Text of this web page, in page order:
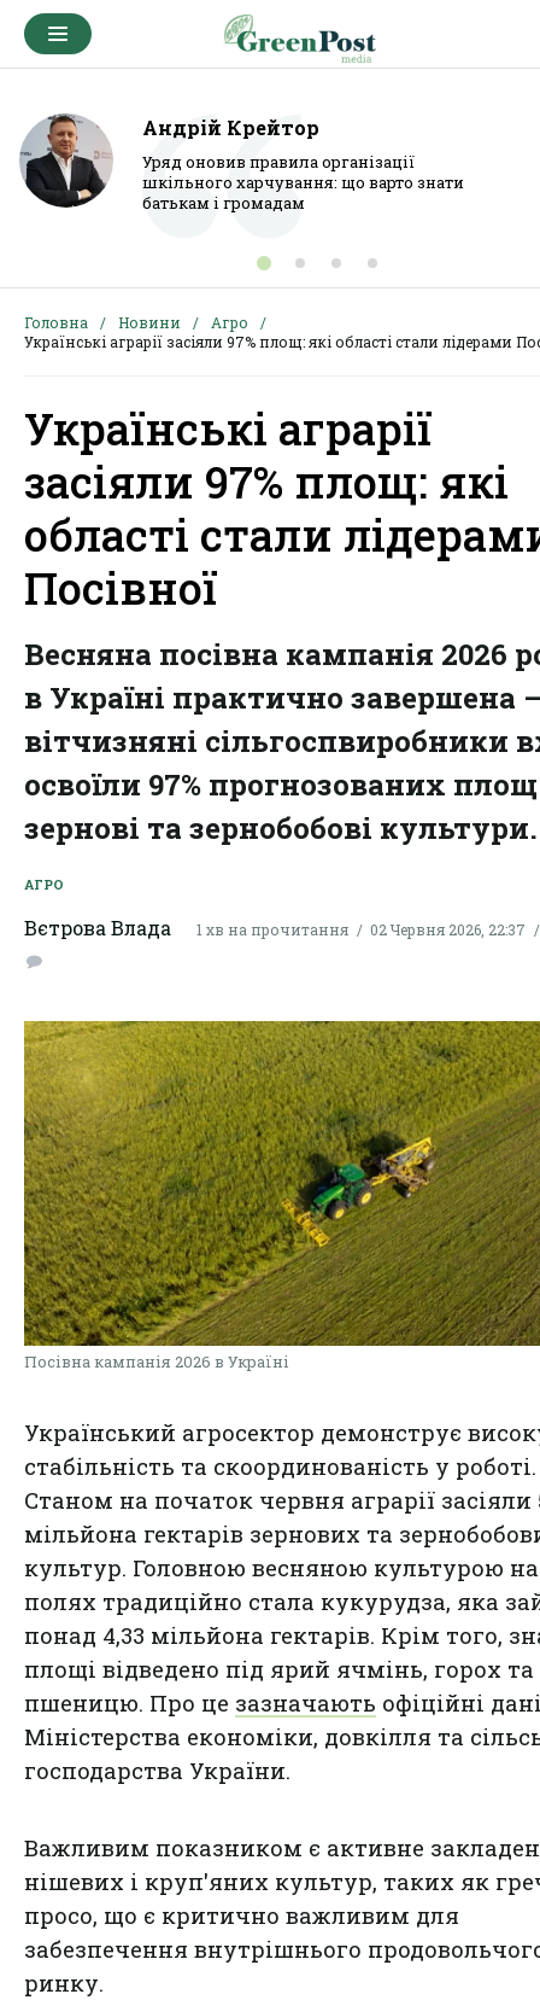
Андрій Крейтор
Уряд оновив правила організації
шкільного харчування: що варто знати
батькам і громадам
Головна Новини
Агро
Українські аграрії засіяли 97% площ: які області стали лідерами
Українські аграрії
засіяли 97% площ: які
області стали
Посівної
Весняна посівна кампанія 2026
в Україні практично завершена
вітчизняні сільгоспвиробники
освоїли 97% прогнозованих
зернові та зернобобові культури.
АГРО
Вєтрова Влада 1 хв на прочитання 02 Червня 2026, 22:37
Посівна кампанія 2026 в Україні
Український агросектор демонструє
стабільність та скоординованість у роботі.
Станом на початок червня аграрії засіяли
мільйона гектарів зернових та
культур. Головною весняною культурою на
полях традиційно стала кукурудза, яка
понад 4,33 мільйона гектарів. Крім того,
площі відведено під ярий ячмінь, горох
пшеницю. Про це зазначають офіційні
Міністерства економіки, довкілля та
господарства України.
Важливим показником є активне
нішевих і круп'яних культур, таких як
просо, що є критично важливим для
забезпечення внутрішнього
ринку.